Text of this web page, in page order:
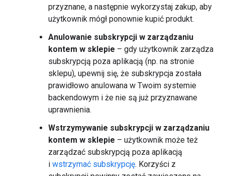
przyznane, a następnie wykorzystaj zakup, aby
użytkownik mógł ponownie kupić produkt.
Anulowanie subskrypcji w zarządzaniu
kontem w sklepie – gdy użytkownik zarządza
subskrypcją poza aplikacją (np. na stronie
sklepu), upewnij się, że subskrypcja została
prawidłowo anulowana w Twoim systemie
backendowym i że nie są już przyznawane
uprawnienia.
Wstrzymywanie subskrypcji w zarządzaniu
kontem w sklepie – użytkownik może też
zarządzać subskrypcją poza aplikacją
i wstrzymać subskrypcję. Korzyści z